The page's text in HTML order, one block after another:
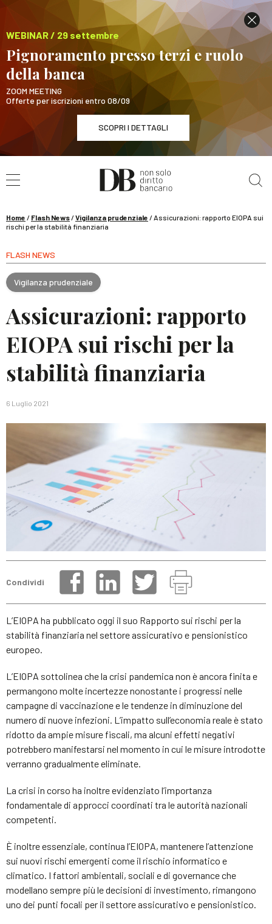
WEBINAR / 29 settembre
Pignoramento presso terzi e ruolo
della banca
ZOOM MEETING
Offerte per iscrizioni entro 08/09
SCOPRI I DETTAGLI
WEBINAR / 29 settembre
Pignoramento presso terzi e ruolo della banca
Home / Flash News/Vigilanza prudenziale /Assicurazioni: rapporto EIOPA sui
rischi per la stabilità finanziaria
FLASH NEWS
Vigilanza prudenziale
Assicurazioni: rapporto
EIOPA sui rischi per la
stabilità finanziaria
6 Luglio 2021
Condividi
L’EIOPA ha pubblicato oggi il suo Rapporto sui rischi per la
stabilità finanziaria nel settore assicurativo e pensionistico
europeo.
L’EIOPA sottolinea che la crisi pandemica non è ancora finita e
permangono molte incertezze nonostante i progressi nelle
campagne di vaccinazione e le tendenze in diminuzione del
numero di nuove infezioni. L’impatto sull’economia reale è stato
ridotto da ampie misure fiscali, ma alcuni effetti negativi
potrebbero manifestarsi nel momento in cui le misure introdotte
verranno gradualmente eliminate.
La crisi in corso ha inoltre evidenziato l’importanza
fondamentale di approcci coordinati tra le autorità nazionali
competenti.
È inoltre essenziale, continua l’EIOPA, mantenere l’attenzione
sui nuovi rischi emergenti come il rischio informatico e
climatico. I fattori ambientali, sociali e di governance che
modellano sempre più le decisioni di investimento, rimangono
uno dei punti focali per il settore assicurativo e pensionistico.